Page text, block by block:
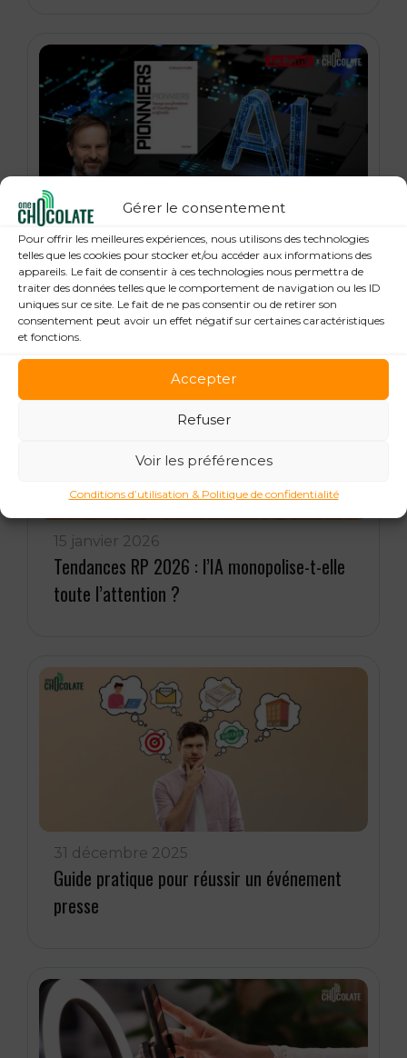
Gérer le consentement
Pour offrir les meilleures expériences, nous utilisons des technologies
telles que les cookies pour stocker et/ou accéder aux informations des
appareils. Le fait de consentir à ces technologies nous permettra de
traiter des données telles que le comportement de navigation ou les ID
uniques sur ce site. Le fait de ne pas consentir ou de retirer son
consentement peut avoir un effet négatif sur certaines caractéristiques
et fonctions.
Accepter
Refuser
Voir les préférences
Conditions d’utilisation & Politique de confidentialité
21 janvier 2026
« Pionniers », anatomie des leaders de la
Tech : Guillaume Grallet, Le Point
15 janvier 2026
Tendances RP 2026 : l’IA monopolise-t-elle
toute l’attention ?
31 décembre 2025
Guide pratique pour réussir un événement
presse